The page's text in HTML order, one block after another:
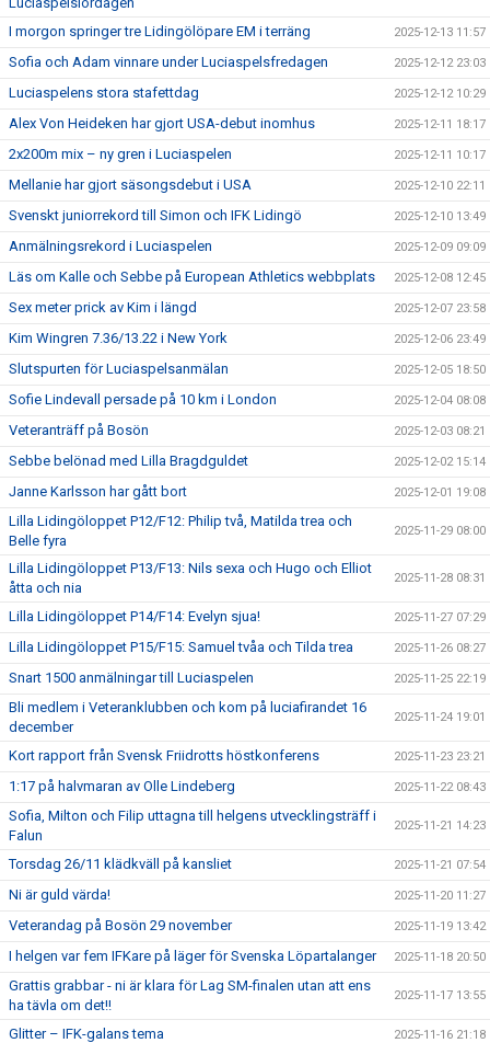
I morgon springer tre Lidingölöpare EM i terräng 2025-12-13 11:57
Sofia och Adam vinnare under Luciaspelsfredagen 2025-12-12 23:03
Luciaspelens stora stafettdag 2025-12-12 10:29
Alex Von Heideken har gjort USA-debut inomhus 2025-12-11 18:17
2x200m mix – ny gren i Luciaspelen 2025-12-11 10:17
Mellanie har gjort säsongsdebut i USA 2025-12-10 22:11
Svenskt juniorrekord till Simon och IFK Lidingö 2025-12-10 13:49
Anmälningsrekord i Luciaspelen 2025-12-09 09:09
Läs om Kalle och Sebbe på European Athletics webbplats 2025-12-08 12:45
Sex meter prick av Kim i längd 2025-12-07 23:58
Kim Wingren 7.36/13.22 i New York 2025-12-06 23:49
Slutspurten för Luciaspelsanmälan 2025-12-05 18:50
Sofie Lindevall persade på 10 km i London 2025-12-04 08:08
Veteranträff på Bosön 2025-12-03 08:21
Sebbe belönad med Lilla Bragdguldet 2025-12-02 15:14
Janne Karlsson har gått bort 2025-12-01 19:08
Lilla Lidingöloppet P12/F12: Philip två, Matilda trea och
Belle fyra
2025-11-29 08:00
Lilla Lidingöloppet P13/F13: Nils sexa och Hugo och Elliot
åtta och nia
2025-11-28 08:31
Lilla Lidingöloppet P14/F14: Evelyn sjua! 2025-11-27 07:29
Lilla Lidingöloppet P15/F15: Samuel tvåa och Tilda trea 2025-11-26 08:27
Snart 1500 anmälningar till Luciaspelen 2025-11-25 22:19
Bli medlem i Veteranklubben och kom på luciafirandet 16
december
2025-11-24 19:01
Kort rapport från Svensk Friidrotts höstkonferens 2025-11-23 23:21
1:17 på halvmaran av Olle Lindeberg 2025-11-22 08:43
Sofia, Milton och Filip uttagna till helgens utvecklingsträff i
Falun
2025-11-21 14:23
Torsdag 26/11 klädkväll på kansliet 2025-11-21 07:54
Ni är guld värda! 2025-11-20 11:27
Veterandag på Bosön 29 november 2025-11-19 13:42
I helgen var fem IFKare på läger för Svenska Löpartalanger 2025-11-18 20:50
Grattis grabbar - ni är klara för Lag SM-finalen utan att ens
ha tävla om det!!
2025-11-17 13:55
Glitter – IFK-galans tema 2025-11-16 21:18